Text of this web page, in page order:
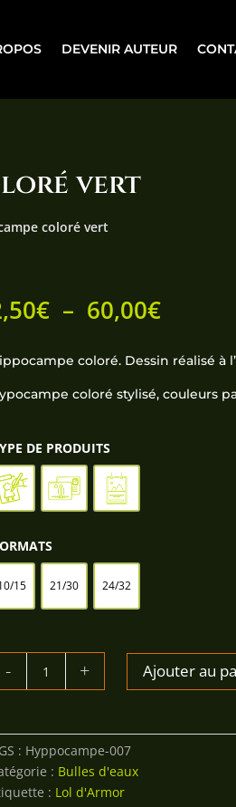
DEVENIR AUTEUR
vert
coloré vert
€ – 60,00€Plage
prix :
2,50€
à
coloré. Dessin réalisé à
coloré stylisé, couleurs
DE PRODUITS
15 21/30 24/32
QUANTITÉ
VERT
Ajouter au
: Hyppocampe-007
: Bulles d'eaux
: Lol d'Armor